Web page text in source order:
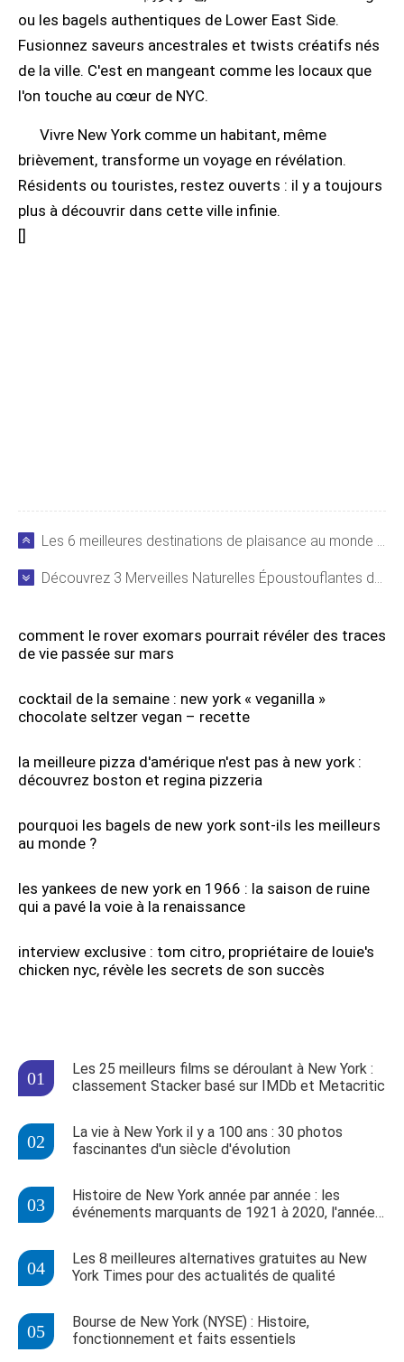
ou les bagels authentiques de Lower East Side.
Fusionnez saveurs ancestrales et twists créatifs nés
de la ville. C'est en mangeant comme les locaux que
l'on touche au cœur de NYC.
Vivre New York comme un habitant, même
brièvement, transforme un voyage en révélation.
Résidents ou touristes, restez ouverts : il y a toujours
plus à découvrir dans cette ville infinie.
[]
Les 6 meilleures destinations de plaisance au monde pour yacht
Découvrez 3 Merveilles Naturelles Époustouflantes des Caraïbes
comment le rover exomars pourrait révéler des traces
de vie passée sur mars
cocktail de la semaine : new york « veganilla »
chocolate seltzer vegan – recette
la meilleure pizza d'amérique n'est pas à new york :
découvrez boston et regina pizzeria
pourquoi les bagels de new york sont-ils les meilleurs
au monde ?
les yankees de new york en 1966 : la saison de ruine
qui a pavé la voie à la renaissance
interview exclusive : tom citro, propriétaire de louie's
chicken nyc, révèle les secrets de son succès
Les 25 meilleurs films se déroulant à New York :
classement Stacker basé sur IMDb et Metacritic
La vie à New York il y a 100 ans : 30 photos
fascinantes d'un siècle d'évolution
Histoire de New York année par année : les
événements marquants de 1921 à 2020, l'année
Les 8 meilleures alternatives gratuites au New
York Times pour des actualités de qualité
Bourse de New York (NYSE) : Histoire,
fonctionnement et faits essentiels